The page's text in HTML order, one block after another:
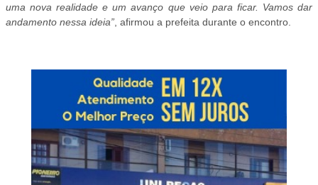
uma nova realidade e um avanço que veio para ficar. Vamos dar
andamento nessa ideia” , afirmou a prefeita durante o encontro.